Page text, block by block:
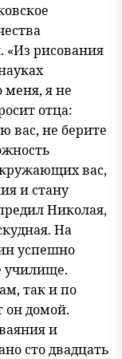
«Из рисования
меня, я не
отца:
вас, не берите
вас,
и стану
Николая,
На
успешно
училище.
так и по
он домой.
и
сто двадцать